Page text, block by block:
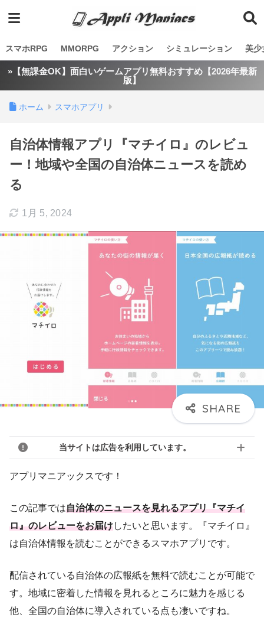
スマホRPG MMORPG アクション シミュレーション 美少
»【無課金OK】面白いゲームアプリ無料おすすめ【2026年最新
版】
ホーム スマホアプリ
自治体情報アプリ『マチイロ』のレビュ
ー！地域や全国の自治体ニュースを読め
る
1月 5, 2024
当サイトは広告を利用しています。
アプリマニアックスです！
この記事では自治体のニュースを見れるアプリ『マチイ
ロ』のレビューをお届けしたいと思います。『マチイロ』
は自治体情報を読むことができるスマホアプリです。
配信されている自治体の広報紙を無料で読むことが可能で
す。地域に密着した情報を見れるところに魅力を感じる
他、全国の自治体に導入されている点も凄いですね。